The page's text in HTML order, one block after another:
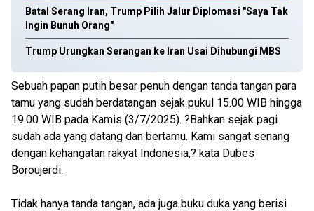
Batal Serang Iran, Trump Pilih Jalur Diplomasi "Saya Tak
Ingin Bunuh Orang"
Trump Urungkan Serangan ke Iran Usai Dihubungi MBS
Sebuah papan putih besar penuh dengan tanda tangan para
tamu yang sudah berdatangan sejak pukul 15.00 WIB hingga
19.00 WIB pada Kamis (3/7/2025). ?Bahkan sejak pagi
sudah ada yang datang dan bertamu. Kami sangat senang
dengan kehangatan rakyat Indonesia,? kata Dubes
Boroujerdi.
Tidak hanya tanda tangan, ada juga buku duka yang berisi